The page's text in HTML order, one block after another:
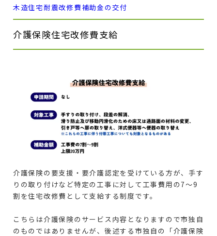
木造住宅耐震改修費補助金の交付
介護保険住宅改修費支給
介護保険の要支援・要介護認定を受けている方が、手す
りの取り付けなど特定の工事に対して工事費用の7〜9
割を住宅改修費として支給する制度です。
こちらは介護保険のサービス内容となりますので市独自
のものではありませんが、後述する市独自の「介護保険